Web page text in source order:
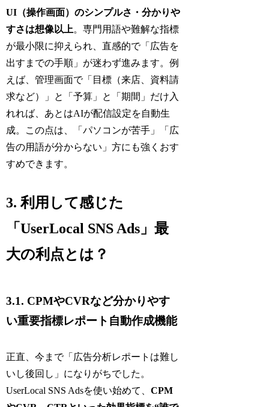
UI（操作画面）のシンプルさ・分かりや
すさは想像以上。専門用語や難解な指標
が最小限に抑えられ、直感的で「広告を
出すまでの手順」が迷わず進みます。例
えば、管理画面で「目標（来店、資料請
求など）」と「予算」と「期間」だけ入
れれば、あとはAIが配信設定を自動生
成。この点は、「パソコンが苦手」「広
告の用語が分からない」方にも強くおす
すめできます。
3. 利用して感じた
「UserLocal SNS Ads」最
大の利点とは？
3.1. CPMやCVRなど分かりやす
い重要指標レポート自動作成機能
正直、今まで「広告分析レポートは難し
いし後回し」になりがちでした。
UserLocal SNS Adsを使い始めて、CPM